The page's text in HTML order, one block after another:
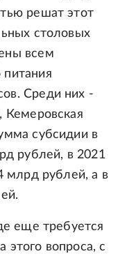
решат этот
столовых
всем
Среди них -
Кемеровская
субсидии в
рублей, в 2021
млрд рублей, а в
еще требуется
этого вопроса, с